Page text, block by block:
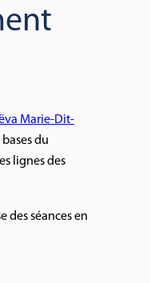
Marie-Dit-
du
lignes des
des séances en